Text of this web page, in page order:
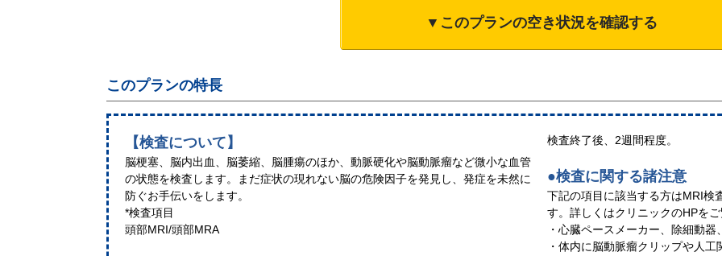
▼このプランの空き状況を確認する
このプランの特長
【検査について】
脳梗塞、脳内出血、脳萎縮、脳腫瘍のほか、動脈硬化や脳動脈瘤など微小な血管
の状態を検査します。まだ症状の現れない脳の危険因子を発見し、発症を未然に
防ぐお手伝いをします。
*検査項目
頭部MRI/頭部MRA
検査終了後、2週間程度。
●検査に関する諸注意
下記の項目に該当する方はMRI検
す。詳しくはクリニックのHPをご
・心臓ペースメーカー、除細動
・体内に脳動脈瘤クリップや人